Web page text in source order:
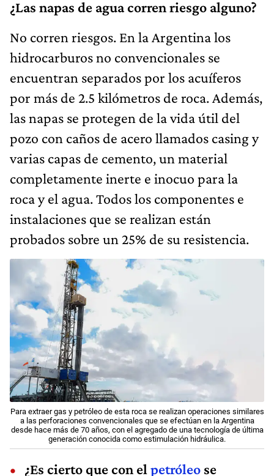
¿Las napas de agua corren riesgo alguno?
No corren riesgos. En la Argentina los
hidrocarburos no convencionales se
encuentran separados por los acuíferos
por más de 2.5 kilómetros de roca. Además,
las napas se protegen de la vida útil del
pozo con caños de acero llamados casing y
varias capas de cemento, un material
completamente inerte e inocuo para la
roca y el agua. Todos los componentes e
instalaciones que se realizan están
probados sobre un 25% de su resistencia.
Para extraer gas y petróleo de esta roca se realizan operaciones similares
a las perforaciones convencionales que se efectúan en la Argentina
desde hace más de 70 años, con el agregado de una tecnología de última
generación conocida como estimulación hidráulica.
¿Es cierto que con el petróleo se